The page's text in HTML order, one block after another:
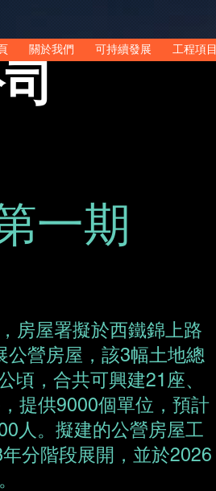
​關於我們 可持續發展 工程項目
一期
房屋署擬於西鐵錦上路
公營房屋，該3幅土地總
頃，合共可興建21座、
提供9000個單位，預計
人。擬建的公營房屋工
分階段展開，並於2026